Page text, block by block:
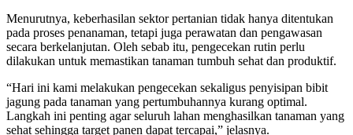
Menurutnya, keberhasilan sektor pertanian tidak hanya ditentukan
pada proses penanaman, tetapi juga perawatan dan pengawasan
secara berkelanjutan. Oleh sebab itu, pengecekan rutin perlu
dilakukan untuk memastikan tanaman tumbuh sehat dan produktif.
“Hari ini kami melakukan pengecekan sekaligus penyisipan bibit
jagung pada tanaman yang pertumbuhannya kurang optimal.
Langkah ini penting agar seluruh lahan menghasilkan tanaman yang
sehat sehingga target panen dapat tercapai,” jelasnya.